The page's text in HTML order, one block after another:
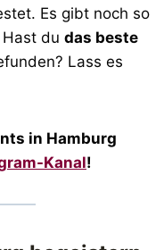
Es gibt noch so
du das beste
Lass es
in Hamburg
Kanal!